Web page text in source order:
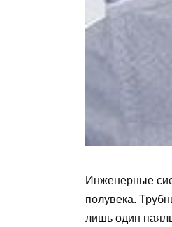
Инженерные
полувека.
лишь один